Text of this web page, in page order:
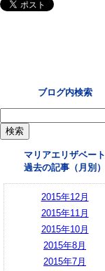
ブログ内検索
マリアエリザベート
過去の記事（月別）
2015年12月
2015年11月
2015年10月
2015年8月
2015年7月